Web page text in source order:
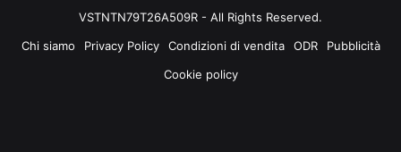
VSTNTN79T26A509R - All Rights Reserved.
Chi siamo
Privacy Policy Condizioni di vendita ODR
Pubblicità
Cookie policy